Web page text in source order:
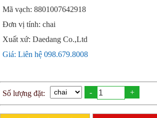
Mã vạch: 8801007642918
Đơn vị tính: chai
Xuất xứ: Daedang Co.,Ltd
Giá: Liên hệ 098.679.8008
Số lượng đặt: - +